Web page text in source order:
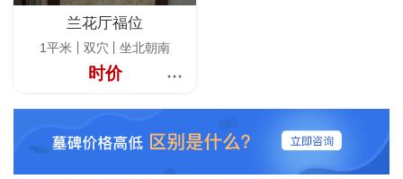
兰花厅福位
1平米 双穴 坐北朝南
时价